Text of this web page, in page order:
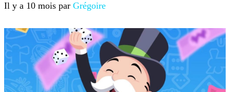
Il y a 10 mois par Grégoire